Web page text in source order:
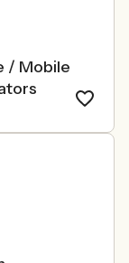
/ Mobile